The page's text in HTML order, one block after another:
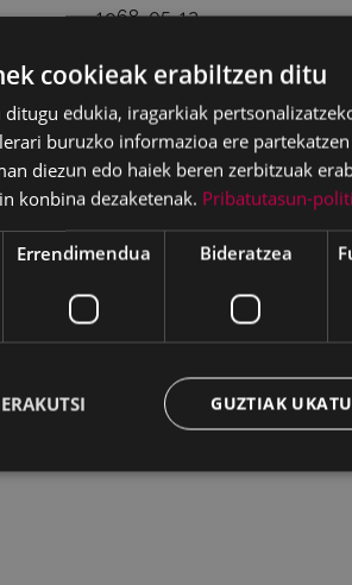
1968-05-12
cookieak erabiltzen ditu
ditugu edukia, iragarkiak
buruzko informazioa ere
diezun edo haiek beren zerbitzuak
konbina dezaketenak. Pribatutasun-
Errendimendua Bideratzea
GUZTIAK UKATU